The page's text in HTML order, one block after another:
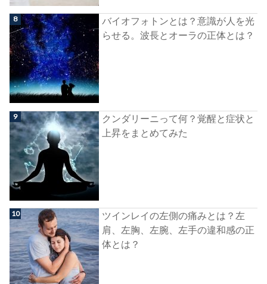
バイオフォトンとは？意識が人を光
らせる。波長とオーラの正体とは？
クンダリーニって何？覚醒と症状と
上昇をまとめてみた
ツインレイの左側の痛みとは？左
肩、左胸、左腕、左手の違和感の正
体とは？